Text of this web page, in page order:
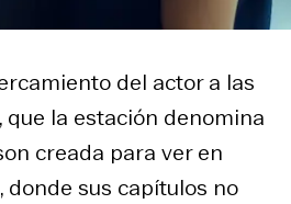
del actor a las
la estación denomina
creada para ver en
sus capítulos no